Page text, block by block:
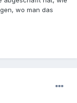
wo man das